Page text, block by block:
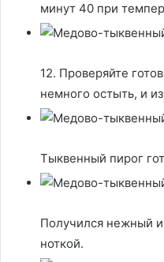
минут 40 при
12. Проверяйте
немного остыть, и
Тыквенный пирог
Получился нежный
ноткой.